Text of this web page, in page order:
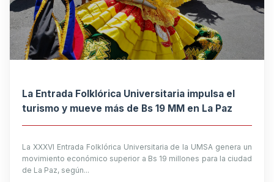
La Entrada Folklórica Universitaria impulsa el
turismo y mueve más de Bs 19 MM en La Paz
La XXXVI Entrada Folklórica Universitaria de la UMSA genera un
movimiento económico superior a Bs 19 millones para la ciudad
de La Paz, según...